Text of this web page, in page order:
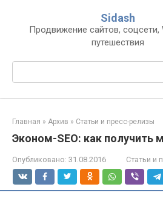
контенту
Sidash
Продвижение сайтов, соцсети,
путешествия
Главная » Архив » Статьи и пресс-релизы
Эконом-SEO: как получить
Опубликовано: 31.08.2016 Статьи и